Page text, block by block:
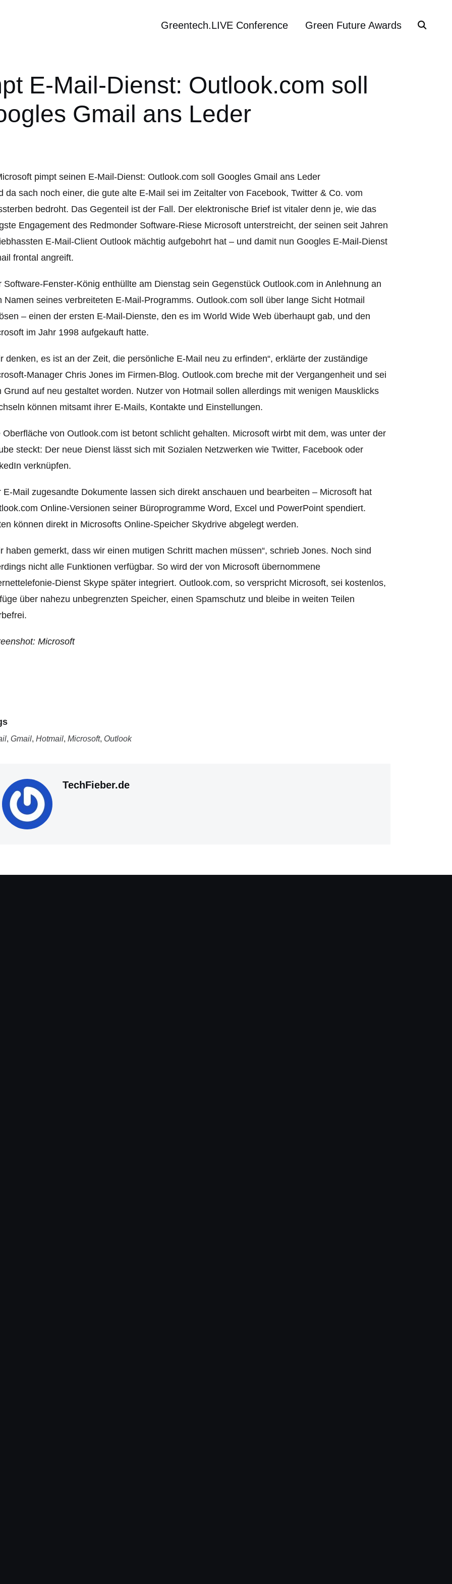
Greentech.LIVE Conference Green Future Awards
E-Mail-Dienst: Outlook.com soll
Gmail ans Leder
da sach noch einer, die gute alte E-Mail sei im Zeitalter von Facebook, Twitter & Co. vom
bedroht. Das Gegenteil ist der Fall. Der elektronische Brief ist vitaler denn je, wie das
Engagement des Redmonder Software-Riese Microsoft unterstreicht, der seinen seit Jahren
E-Mail-Client Outlook mächtig aufgebohrt hat – und damit nun Googles E-Mail-Dienst
frontal angreift.
Software-Fenster-König enthüllte am Dienstag sein Gegenstück Outlook.com in Anlehnung an
Namen seines verbreiteten E-Mail-Programms. Outlook.com soll über lange Sicht Hotmail
– einen der ersten E-Mail-Dienste, den es im World Wide Web überhaupt gab, und den
im Jahr 1998 aufgekauft hatte.
denken, es ist an der Zeit, die persönliche E-Mail neu zu erfinden“, erklärte der zuständige
Manager Chris Jones im Firmen-Blog. Outlook.com breche mit der Vergangenheit und sei
Grund auf neu gestaltet worden. Nutzer von Hotmail sollen allerdings mit wenigen Mausklicks
können mitsamt ihrer E-Mails, Kontakte und Einstellungen.
Oberfläche von Outlook.com ist betont schlicht gehalten. Microsoft wirbt mit dem, was unter der
steckt: Der neue Dienst lässt sich mit Sozialen Netzwerken wie Twitter, Facebook oder
verknüpfen.
E-Mail zugesandte Dokumente lassen sich direkt anschauen und bearbeiten – Microsoft hat
Online-Versionen seiner Büroprogramme Word, Excel und PowerPoint spendiert.
können direkt in Microsofts Online-Speicher Skydrive abgelegt werden.
haben gemerkt, dass wir einen mutigen Schritt machen müssen“, schrieb Jones. Noch sind
nicht alle Funktionen verfügbar. So wird der von Microsoft übernommene
Dienst Skype später integriert. Outlook.com, so verspricht Microsoft, sei kostenlos,
über nahezu unbegrenzten Speicher, einen Spamschutz und bleibe in weiten Teilen
Microsoft
, Gmail, Hotmail, Microsoft, Outlook
TechFieber.de